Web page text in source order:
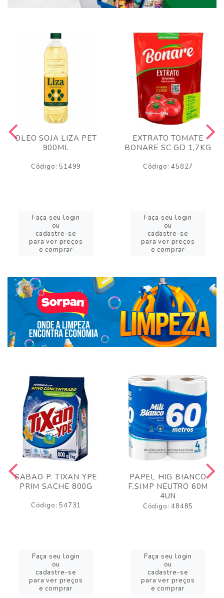
OLEO SOJA LIZA PET
900ML
Código: 51499
Faça seu login
ou
cadastre-se
para ver preços
e comprar
EXTRATO TOMATE
BONARE SC GD 1,7KG
Código: 45827
Faça seu login
ou
cadastre-se
para ver preços
e comprar
SABAO P. TIXAN YPE
PRIM SACHE 800G
Código: 54731
Faça seu login
ou
cadastre-se
para ver preços
e comprar
PAPEL HIG BIANCO
F.SIMP NEUTRO 60M
4UN
Código: 48485
Faça seu login
ou
cadastre-se
para ver preços
e comprar